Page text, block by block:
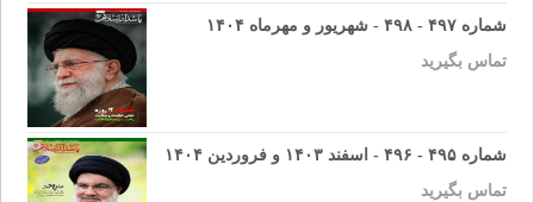
شماره ۴۹۷ - ۴۹۸ - شهریور و مهرماه ۱۴۰۴
تماس بگیرید
شماره ۴۹۵ - ۴۹۶ - اسفند ۱۴۰۳ و فروردین ۱۴۰۴
تماس بگیرید